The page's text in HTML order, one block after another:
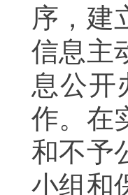
序，建
信息主
息公开
作。在
和不予
小组和